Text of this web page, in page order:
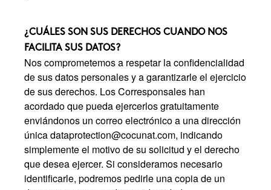
¿CUÁLES SON SUS DERECHOS CUANDO NOS
FACILITA SUS DATOS?
Nos comprometemos a respetar la confidencialidad
de sus datos personales y a garantizarle el ejercicio
de sus derechos. Los Corresponsales han
acordado que pueda ejercerlos gratuitamente
enviándonos un correo electrónico a una dirección
únicadataprotection@cocunat.com, indicando
simplemente el motivo de su solicitud y el derecho
que desea ejercer. Si consideramos necesario
identificarle, podremos pedirle una copia de un